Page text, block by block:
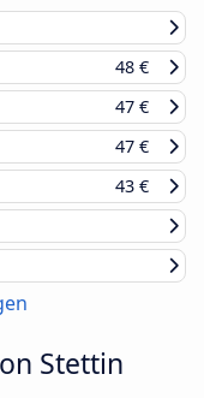
48 €
47 €
47 €
43 €
Stettin